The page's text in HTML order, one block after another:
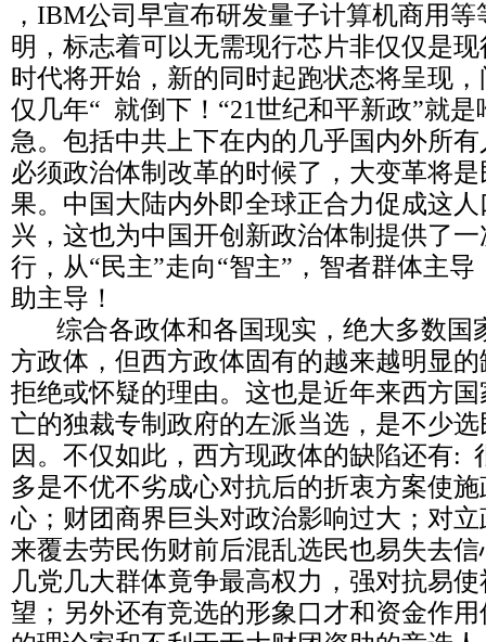
，IBM公司早宣布研发量子计算机商用
明，标志着可以无需现行芯片非仅仅是
时代将开始，新的同时起跑状态将呈现
仅几年“ 就倒下！“21世纪和平新政”就
急。包括中共上下在内的几乎国内外所
必须政治体制改革的时候了，大变革将
果。中国大陆内外即全球正合力促成这
兴，这也为中国开创新政治体制提供了
行，从“民主”走向“智主”，智者群体主
助主导！
综合各政体和各国现实，绝大多数国
方政体，但西方政体固有的越来越明显
拒绝或怀疑的理由。这也是近年来西方
亡的独裁专制政府的左派当选，是不少
因。不仅如此，西方现政体的缺陷还有:
多是不优不劣成心对抗后的折衷方案使
心；财团商界巨头对政治影响过大；对
来覆去劳民伤财前后混乱选民也易失去
几党几大群体竟争最高权力，强对抗易
望；另外还有竞选的形象口才和资金作